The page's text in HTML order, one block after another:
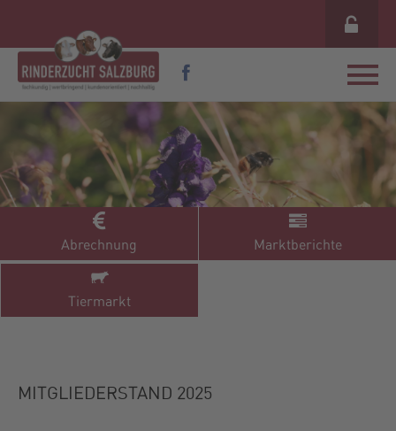
Abrechnung Marktberichte
Tiermarkt
MITGLIEDERSTAND 2025